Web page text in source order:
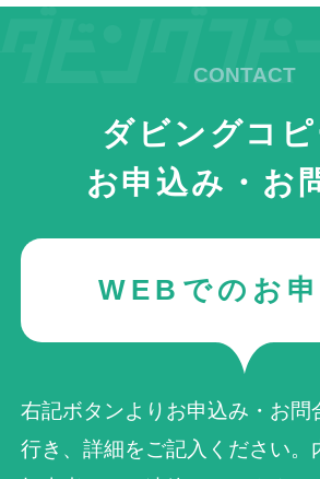
ダビングコ
お申込み・お
WEBでのお
右記ボタンよりお申込み・お問
行き、詳細をご記入ください。